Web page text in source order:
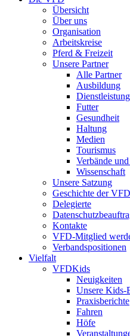
Übersicht
Über uns
Organisation
Arbeitskreise
Pferd & Freizeit
Unsere Partner
Alle Partner
Ausbildung
Dienstleistung
Futter
Gesundheit
Haltung
Medien
Tourismus
Verbände
Wissenschaft
Unsere Satzung
Geschichte der VFD
Delegierte
Kontakte
VFD-Mitglied
Verbandspositionen
Vielfalt
VFDKids
Neuigkeiten
Unsere Kids-
Praxisberichte
Fahren
Höfe